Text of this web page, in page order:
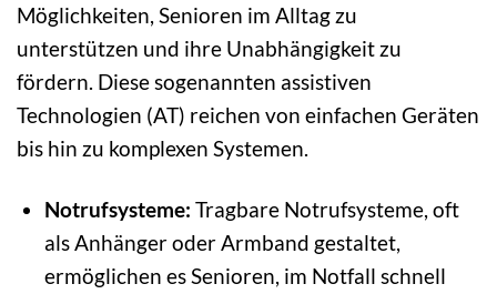
Möglichkeiten, Senioren im Alltag zu
unterstützen und ihre Unabhängigkeit zu
fördern. Diese sogenannten assistiven
Technologien (AT) reichen von einfachen Geräten
bis hin zu komplexen Systemen.
Notrufsysteme: Tragbare Notrufsysteme, oft
als Anhänger oder Armband gestaltet,
ermöglichen es Senioren, im Notfall schnell